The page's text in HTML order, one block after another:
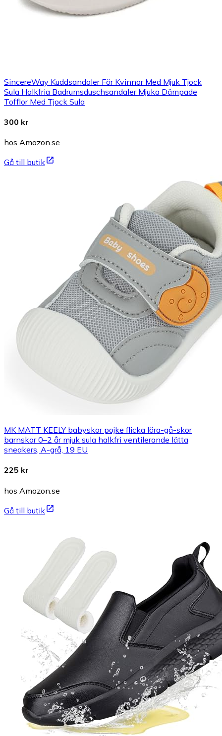
SincereWay Kuddsandaler För Kvinnor Med Mjuk Tjock
Sula Halkfria Badrumsduschsandaler Mjuka Dämpade
Tofflor Med Tjock Sula
300 kr
hos Amazon.se
Gå till butik
MK MATT KEELY babyskor pojke flicka lära-gå-skor
barnskor 0–2 år mjuk sula halkfri ventilerande lätta
sneakers, A-grå, 19 EU
225 kr
hos Amazon.se
Gå till butik